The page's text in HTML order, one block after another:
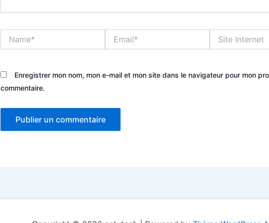
Internet
Enregistrer mon nom, mon e-mail et mon site dans le navigateur pour mon
commentaire.